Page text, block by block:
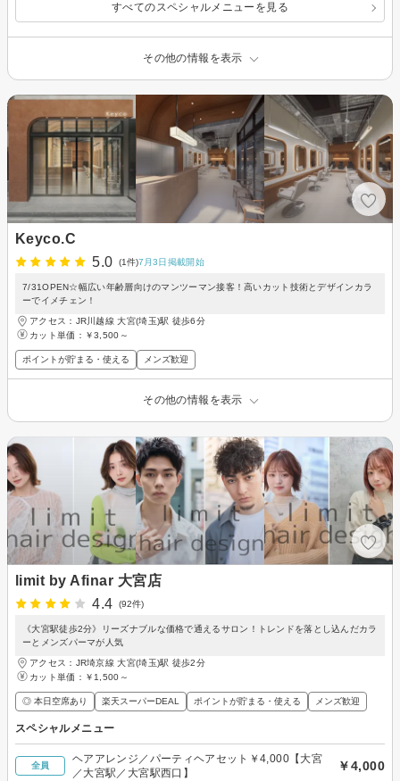
すべてのスペシャルメニューを見る
その他の情報を表示
Keyco.C
5.0
(1件)7月3日掲載開始
7/31OPEN☆幅広い年齢層向けのマンツーマン接客！高いカット技術とデザインカラ
ーでイメチェン！
アクセス：JR川越線 大宮(埼玉)駅 徒歩6分
カット単価： ￥3,500～
ポイントが貯まる・使える メンズ歓迎
その他の情報を表示
limit by Afinar 大宮店
4.4
(92件)
《大宮駅徒歩2分》リーズナブルな価格で通えるサロン！トレンドを落とし込んだカラ
ーとメンズパーマが人気
アクセス：JR埼京線 大宮(埼玉)駅 徒歩2分
カット単価： ￥1,500～
◎ 本日空席あり 楽天スーパーDEAL ポイントが貯まる・使える メンズ歓迎
スペシャルメニュー
全員
ヘアアレンジ／パーティヘアセット￥4,000【大宮
／大宮駅／大宮駅西口】
￥4,000